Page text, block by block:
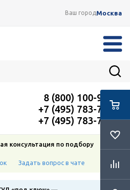
Ваш городМосква
8 (800) 100-91-12
+7 (495) 783-72-87
+7 (495) 783-72-87
консультация по подбору
Задать вопрос в чате